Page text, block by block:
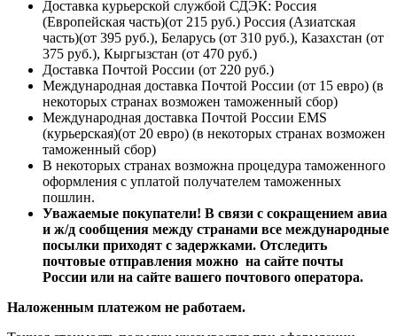
Доставка курьерской службой СДЭК: Россия
(Европейская часть)(от 215 руб.) Россия (Азиатская
часть)(от 395 руб.), Беларусь (от 310 руб.), Казахстан (от
375 руб.), Кыргызстан (от 470 руб.)
Доставка Почтой России (от 220 руб.)
Международная доставка Почтой России (от 15 евро) (в
некоторых странах возможен таможенный сбор)
Международная доставка Почтой России EMS
(курьерская)(от 20 евро) (в некоторых странах возможен
таможенный сбор)
В некоторых странах возможна процедура таможенного
оформления с уплатой получателем таможенных
пошлин.
Уважаемые покупатели! В связи с сокращением авиа
и ж/д сообщения между странами все международные
посылки приходят с задержками. Отследить
почтовые отправления можно на сайте почты
России или на сайте вашего почтового оператора.
Наложенным платежом не работаем.